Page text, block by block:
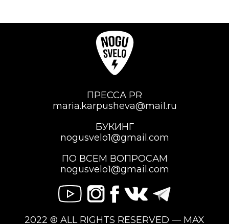
ПРЕССА PR
maria.karpusheva@mail.ru
БУКИНГ
nogusvelo1@gmail.com
ПО ВСЕМ ВОПРОСАМ
nogusvelo1@gmail.com
2022 ® ALL RIGHTS RESERVED — MAX